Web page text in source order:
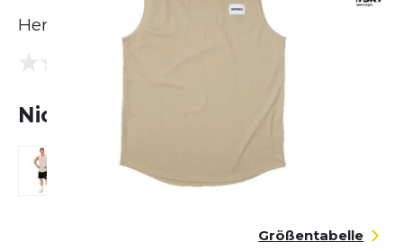
Herren
Nicht lieferbar
Größentabelle